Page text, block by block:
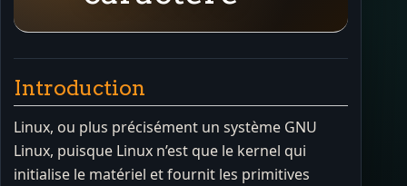
Introduction
Linux, ou plus précisément un système GNU
Linux, puisque Linux n’est que le kernel qui
initialise le matériel et fournit les primitives